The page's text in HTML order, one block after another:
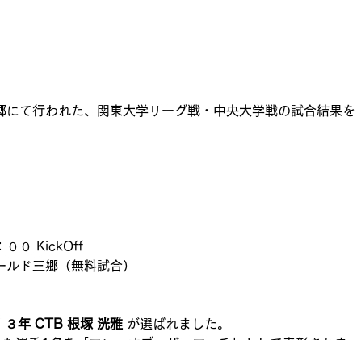
て行われた、関東大学リーグ戦・中央大学戦の試合結果を
００ KickOff
ド三郷（無料試合）
３年 CTB 根塚 洸雅 が選ばれました。